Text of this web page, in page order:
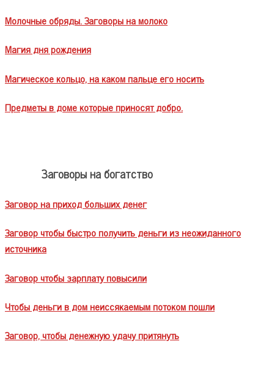
Молочные обряды. Заговоры на молоко
Магия дня рождения
Магическое кольцо, на каком пальце его носить
Предметы в доме которые приносят добро.
Заговоры на богатство
Заговор на приход больших денег
Заговор чтобы быстро получить деньги из неожиданного
источника
Заговор чтобы зарплату повысили
Чтобы деньги в дом неиссякаемым потоком пошли
Заговор, чтобы денежную удачу притянуть